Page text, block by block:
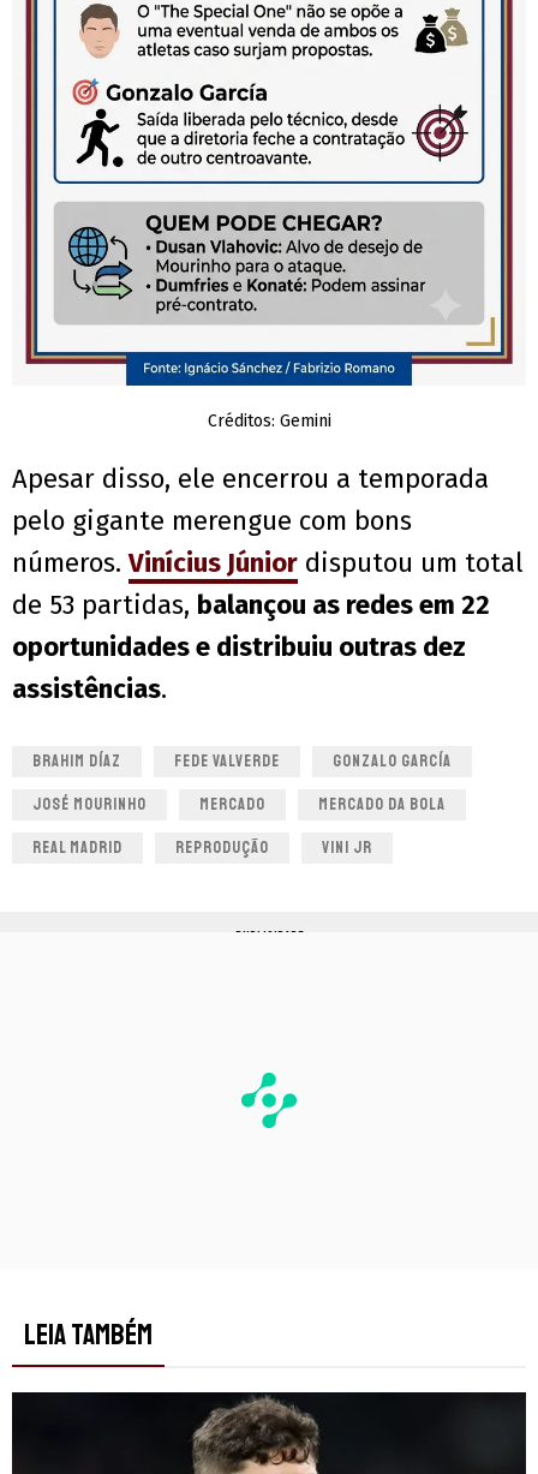
Créditos: Gemini
Apesar disso, ele encerrou a temporada
pelo gigante merengue com bons
números.Vinícius Júnior disputou um total
de 53 partidas, balançou as redes em 22
oportunidades e distribuiu outras dez
assistências.
BRAHIM DÍAZ FEDE VALVERDE GONZALO GARCÍA
JOSÉ MOURINHO MERCADO MERCADO DA BOLA
REAL MADRID REPRODUÇÃO VINI JR
PUBLICIDADE
LEIA TAMBÉM